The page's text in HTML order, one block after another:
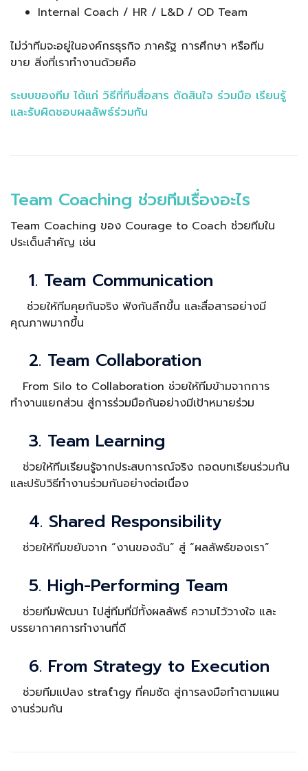
Internal Coach / HR / L&D / OD Team
ไม่ว่าทีมจะอยู่ในองค์กรธุรกิจ ภาครัฐ การศึกษา หรือทีม
ขาย สิ่งที่เราทำงานด้วยคือ
ระบบของทีม ได้แก่ วิธีที่ทีมสื่อสาร ตัดสินใจ ร่วมมือ เรียนรู้
และรับผิดชอบผลลัพธ์ร่วมกัน
Team Coaching ช่วยทีมเรื่องอะไร
Team Coaching ของ Courage to Coach ช่วยทีมใน
ประเด็นสำคัญ เช่น
1. Team Communication
ช่วยให้ทีมคุยกันจริง ฟังกันลึกขึ้น และสื่อสารอย่างมี
คุณภาพมากขึ้น
2. Team Collaboration
From Silo to Collaboration ช่วยให้ทีมข้ามจากการ
ทำงานแยกส่วน สู่การร่วมมือกันอย่างมีเป้าหมายร่วม
3. Team Learning
ช่วยให้ทีมเรียนรู้จากประสบการณ์จริง ถอดบทเรียนร่วมกัน
และปรับวิธีทำงานร่วมกันอย่างต่อเนื่อง
4. Shared Responsibility
ช่วยให้ทีมขยับจาก “งานของฉัน” สู่ “ผลลัพธ์ของเรา”
5. High-Performing Team
ช่วยทีมพัฒนา ไปสู่ทีมที่มีทั้งผลลัพธ์ ความไว้วางใจ และ
บรรยากาศการทำงานที่ดี
6. From Strategy to Execution
ช่วยทีมแปลง stratำgy ที่คมชัด สู่การลงมือทำตามแผน
งานร่วมกัน